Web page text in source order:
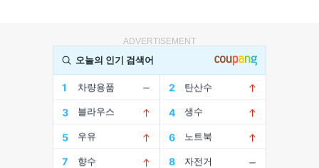
ADVERTISEMENT